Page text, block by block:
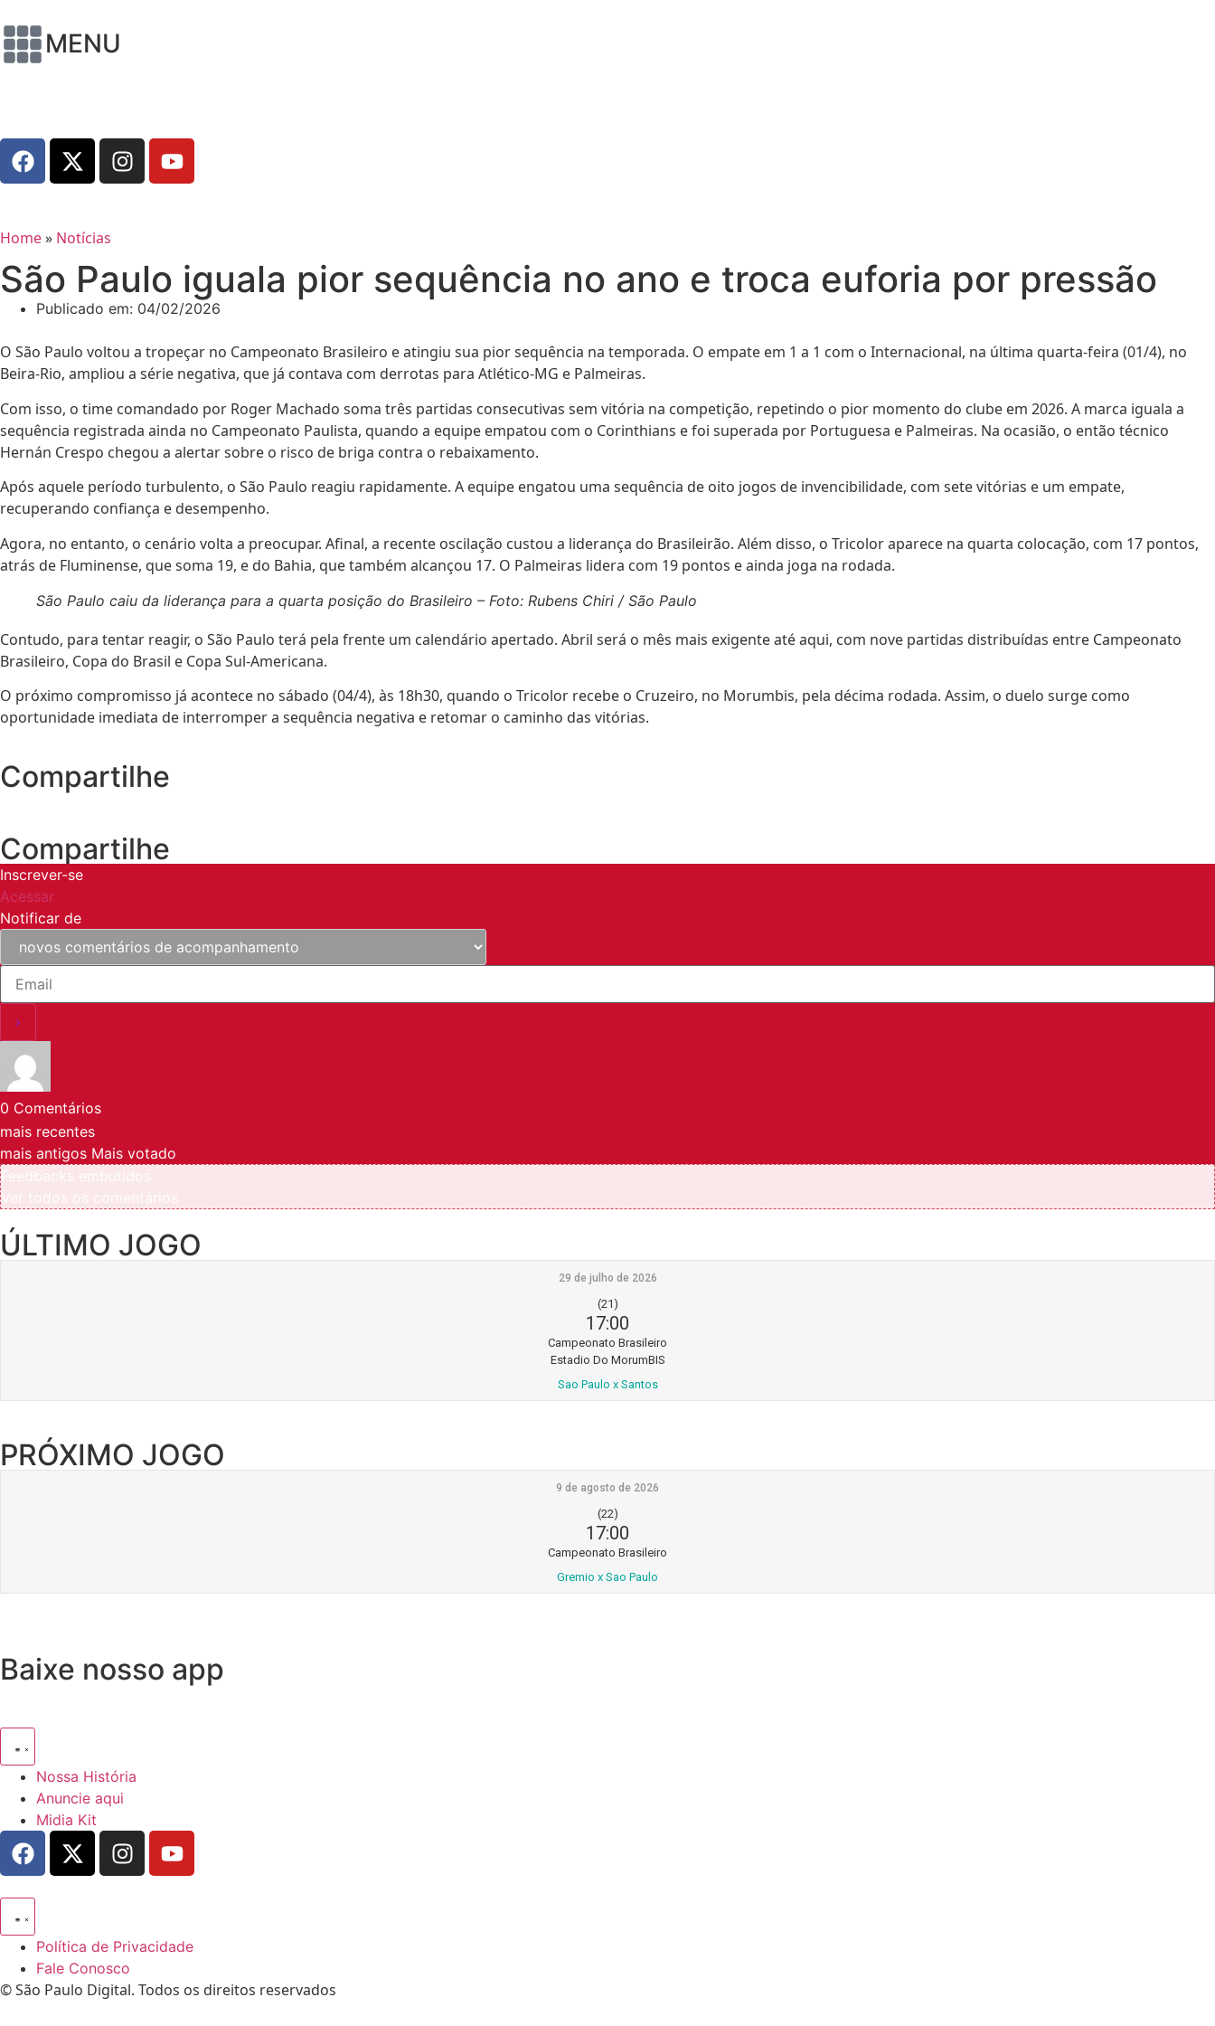
MENU
Home» Notícias
São Paulo iguala pior sequência no ano e troca euforia por pressão
Publicado em: 04/02/2026
O São Paulo voltou a tropeçar no Campeonato Brasileiro e atingiu sua pior sequência na temporada. O empate em 1 a 1 com o Internacional, na última quarta-feira (01/4), no
Beira-Rio, ampliou a série negativa, que já contava com derrotas para Atlético-MG e Palmeiras.
Com isso, o time comandado por Roger Machado soma três partidas consecutivas sem vitória na competição, repetindo o pior momento do clube em 2026. A marca iguala a
sequência registrada ainda no Campeonato Paulista, quando a equipe empatou com o Corinthians e foi superada por Portuguesa e Palmeiras. Na ocasião, o então técnico
Hernán Crespo chegou a alertar sobre o risco de briga contra o rebaixamento.
Após aquele período turbulento, o São Paulo reagiu rapidamente. A equipe engatou uma sequência de oito jogos de invencibilidade, com sete vitórias e um empate,
recuperando confiança e desempenho.
Agora, no entanto, o cenário volta a preocupar. Afinal, a recente oscilação custou a liderança do Brasileirão. Além disso, o Tricolor aparece na quarta colocação, com 17 pontos,
atrás de Fluminense, que soma 19, e do Bahia, que também alcançou 17. O Palmeiras lidera com 19 pontos e ainda joga na rodada.
São Paulo caiu da liderança para a quarta posição do Brasileiro – Foto: Rubens Chiri / São Paulo
Contudo, para tentar reagir, o São Paulo terá pela frente um calendário apertado. Abril será o mês mais exigente até aqui, com nove partidas distribuídas entre Campeonato
Brasileiro, Copa do Brasil e Copa Sul-Americana.
O próximo compromisso já acontece no sábado (04/4), às 18h30, quando o Tricolor recebe o Cruzeiro, no Morumbis, pela décima rodada. Assim, o duelo surge como
oportunidade imediata de interromper a sequência negativa e retomar o caminho das vitórias.
Compartilhe
Compartilhe
Inscrever-se
Acessar
Notificar de
0 Comentários
mais recentes
mais antigos Mais votado
ÚLTIMO JOGO
29 de julho de 2026
(21)
17:00
Campeonato Brasileiro
Estadio Do MorumBIS
Sao Paulo x Santos
PRÓXIMO JOGO
9 de agosto de 2026
(22)
17:00
Campeonato Brasileiro
Gremio x Sao Paulo
Baixe nosso app
Nossa História
Anuncie aqui
Midia Kit
Política de Privacidade
Fale Conosco
© São Paulo Digital. Todos os direitos reservados